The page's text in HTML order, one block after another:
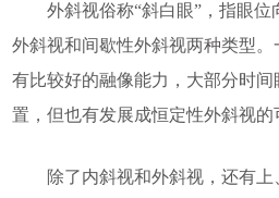
外斜视俗称“斜白眼”，指眼位
外斜视和间歇性外斜视两种类型
有比较好的融像能力，大部分时
置，但也有发展成恒定性外斜视的
除了内斜视和外斜视，还有上